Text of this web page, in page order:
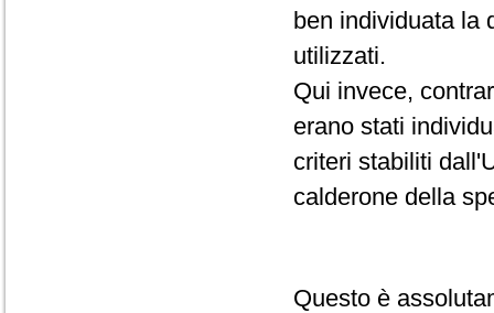
ben individuata la
utilizzati.
Qui invece,
erano stati
criteri stabiliti
calderone della
Questo è